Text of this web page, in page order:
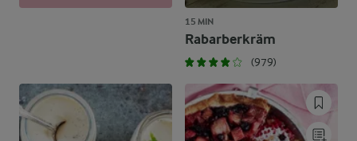
15 MIN
Rabarberkräm
(979)